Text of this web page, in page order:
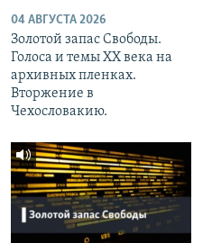
04 АВГУСТА 2026
Золотой запас Свободы.
Голоса и темы XX века на
архивных пленках.
Вторжение в
Чехословакию.